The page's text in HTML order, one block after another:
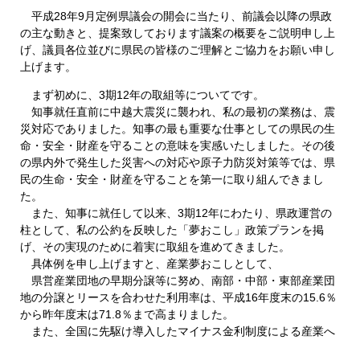
平成28年9月定例県議会の開会に当たり、前議会以降の県政
の主な動きと、提案致しております議案の概要をご説明申し上
げ、議員各位並びに県民の皆様のご理解とご協力をお願い申し
上げます。
まず初めに、3期12年の取組等についてです。
知事就任直前に中越大震災に襲われ、私の最初の業務は、震
災対応でありました。知事の最も重要な仕事としての県民の生
命・安全・財産を守ることの意味を実感いたしました。その後
の県内外で発生した災害への対応や原子力防災対策等では、県
民の生命・安全・財産を守ることを第一に取り組んできまし
た。
また、知事に就任して以来、3期12年にわたり、県政運営の
柱として、私の公約を反映した「夢おこし」政策プランを掲
げ、その実現のために着実に取組を進めてきました。
具体例を申し上げますと、産業夢おこしとして、
県営産業団地の早期分譲等に努め、南部・中部・東部産業団
地の分譲とリースを合わせた利用率は、平成16年度末の15.6％
から昨年度末は71.8％まで高まりました。
また、全国に先駆け導入したマイナス金利制度による産業へ